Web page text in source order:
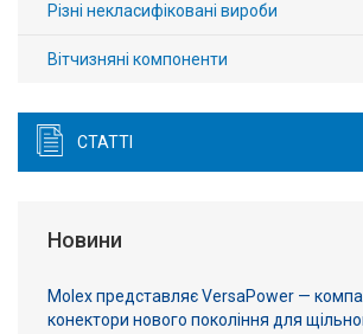
Різні некласифіковані вироби
Вітчизняні компоненти
СТАТТІ
Новини
Molex представляє VersaPower —
конектори нового покоління для